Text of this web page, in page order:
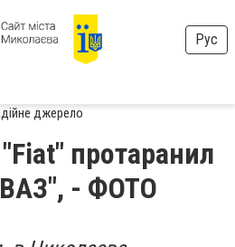
Рус
джерело
протаранил
- ФОТО